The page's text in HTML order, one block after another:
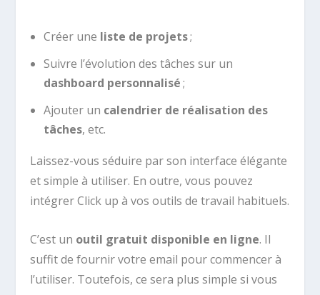
Créer une liste de projets;
Suivre l’évolution des tâches sur un
dashboard personnalisé;
Ajouter un calendrier de réalisation des
tâches, etc.
Laissez-vous séduire par son interface élégante
et simple à utiliser. En outre, vous pouvez
intégrer Click up à vos outils de travail habituels.
C’est un outil gratuit disponible en ligne. Il
suffit de fournir votre email pour commencer à
l’utiliser. Toutefois, ce sera plus simple si vous